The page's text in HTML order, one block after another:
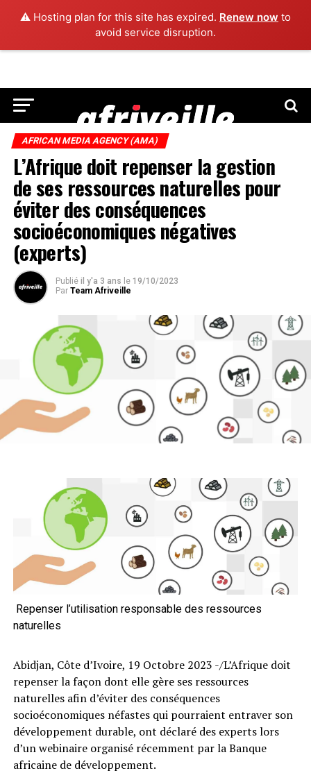
⚠️ Hosting plan for this site has expired. Renew now to
avoid service disruption.
AFRICAN MEDIA AGENCY (AMA)
L’Afrique doit repenser la gestion
de ses ressources naturelles pour
éviter des conséquences
socioéconomiques négatives
(experts)
Publié il y'a 3 ans le 19/10/2023
Par Team Afriveille
Repenser l’utilisation responsable des ressources
naturelles
Abidjan, Côte d’Ivoire, 19 Octobre 2023 -/L’Afrique doit
repenser la façon dont elle gère ses ressources
naturelles afin d’éviter des conséquences
socioéconomiques néfastes qui pourraient entraver son
développement durable, ont déclaré des experts lors
d’un webinaire organisé récemment par la Banque
africaine de développement.